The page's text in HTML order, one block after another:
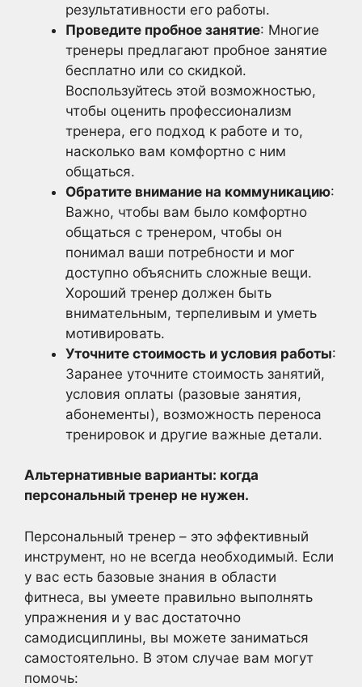
результативности его работы.
Проведите пробное занятие: Многие
тренеры предлагают пробное занятие
бесплатно или со скидкой.
Воспользуйтесь этой возможностью,
чтобы оценить профессионализм
тренера, его подход к работе и то,
насколько вам комфортно с ним
общаться.
Обратите внимание на коммуникацию:
Важно, чтобы вам было комфортно
общаться с тренером, чтобы он
понимал ваши потребности и мог
доступно объяснить сложные вещи.
Хороший тренер должен быть
внимательным, терпеливым и уметь
мотивировать.
Уточните стоимость и условия работы:
Заранее уточните стоимость занятий,
условия оплаты (разовые занятия,
абонементы), возможность переноса
тренировок и другие важные детали.
Альтернативные варианты: когда
персональный тренер не нужен.
Персональный тренер – это эффективный
инструмент, но не всегда необходимый. Если
у вас есть базовые знания в области
фитнеса, вы умеете правильно выполнять
упражнения и у вас достаточно
самодисциплины, вы можете заниматься
самостоятельно. В этом случае вам могут
помочь: